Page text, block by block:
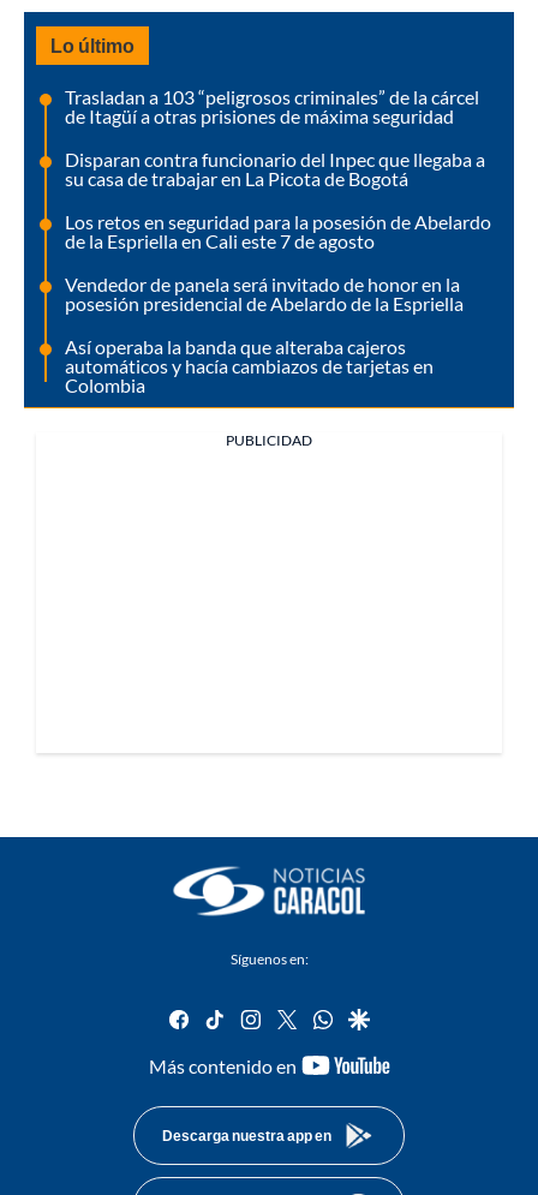
Lo último
Trasladan a 103 “peligrosos criminales” de la cárcel
de Itagüí a otras prisiones de máxima seguridad
Disparan contra funcionario del Inpec que llegaba a
su casa de trabajar en La Picota de Bogotá
Los retos en seguridad para la posesión de Abelardo
de la Espriella en Cali este 7 de agosto
Vendedor de panela será invitado de honor en la
posesión presidencial de Abelardo de la Espriella
Así operaba la banda que alteraba cajeros
automáticos y hacía cambiazos de tarjetas en
Colombia
PUBLICIDAD
Síguenos en:
facebook
tiktok instagram
twitterwhatsapp
google
Más contenido en
youtube-
Descarga nuestra app en